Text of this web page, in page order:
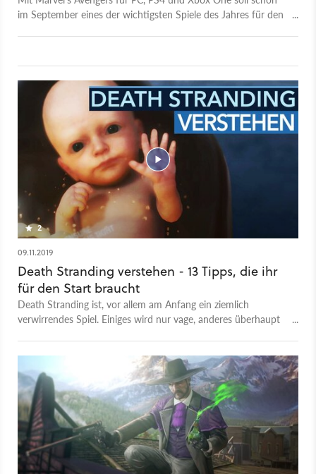
im September eines der wichtigsten Spiele des Jahres für den
unterhaltsamem Blockbuster-Abenteuer verschmelzen.
Hannes Rossow (GamePro) hat bereits vorab die Beta gespielt
und erklärt Michael Obermeier im Video, woran es im
Superhelden-Actionspiel momentan noch fehlt. Mehr zur Beta
lest ihr im großen Artikel auf GamePro.de
2
09.11.2019
Death Stranding verstehen - 13 Tipps, die ihr
für den Start braucht
Death Stranding ist, vor allem am Anfang ein ziemlich
verwirrendes Spiel. Einiges wird nur vage, anderes überhaupt
rund um den Anfang und das laufende Spiel von Death
Stranding zusammen gefasst. Hier geht es neben Leitern,
Paketen und den Schweber natürlich auch um das Baby.
Mehr zu Death Stranding gibt's im Test-Artikel mit Testvideo.
Das Spiel ist jetzt für PS4 verfügbar und soll im Sommer 2020
für PC veröffentlicht werden - zeitgleich auf Steam und über
den Epic Store.